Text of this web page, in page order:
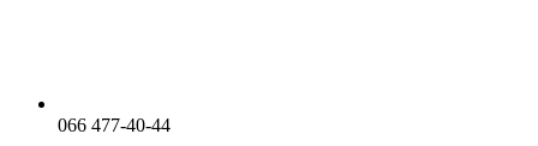
066 477-40-44